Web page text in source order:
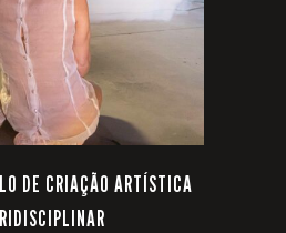
DE CRIAÇÃO ARTÍSTICA